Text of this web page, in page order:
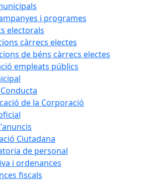
i programes
electorals
càrrecs electes
de béns càrrecs electes
empleats públics
de la Corporació
Ciutadana
de personal
i ordenances
fiscals